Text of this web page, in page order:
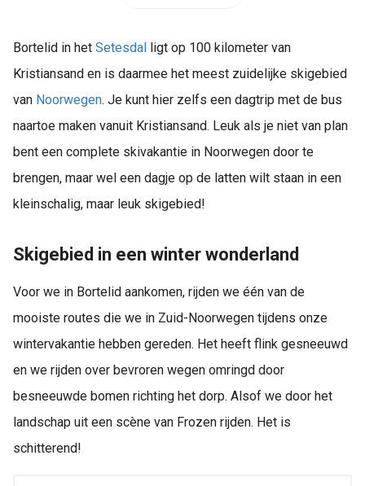
Bortelid in het Setesdal ligt op 100 kilometer van
Kristiansand en is daarmee het meest zuidelijke skigebied
van Noorwegen. Je kunt hier zelfs een dagtrip met de bus
naartoe maken vanuit Kristiansand. Leuk als je niet van plan
bent een complete skivakantie in Noorwegen door te
brengen, maar wel een dagje op de latten wilt staan in een
kleinschalig, maar leuk skigebied!
Skigebied in een winter wonderland
Voor we in Bortelid aankomen, rijden we één van de
mooiste routes die we in Zuid-Noorwegen tijdens onze
wintervakantie hebben gereden. Het heeft flink gesneeuwd
en we rijden over bevroren wegen omringd door
besneeuwde bomen richting het dorp. Alsof we door het
landschap uit een scène van Frozen rijden. Het is
schitterend!